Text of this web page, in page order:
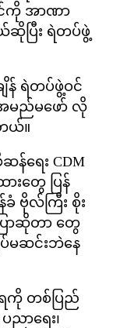
င်ကို အာဏာ
ဆိုပြီး ရဲတပ်ဖွဲ့
ရဲတပ်ဖွဲ့ဝင်
မည်မဖော် လို
ယ်။
ရေး CDM
းတွေ ပြန်
ဗိုလ်ကြီး စိုး
ောဆိုတာ တွေ
မဆင်းဘဲနေ
ကို တစ်ပြည်
ညာရေး၊